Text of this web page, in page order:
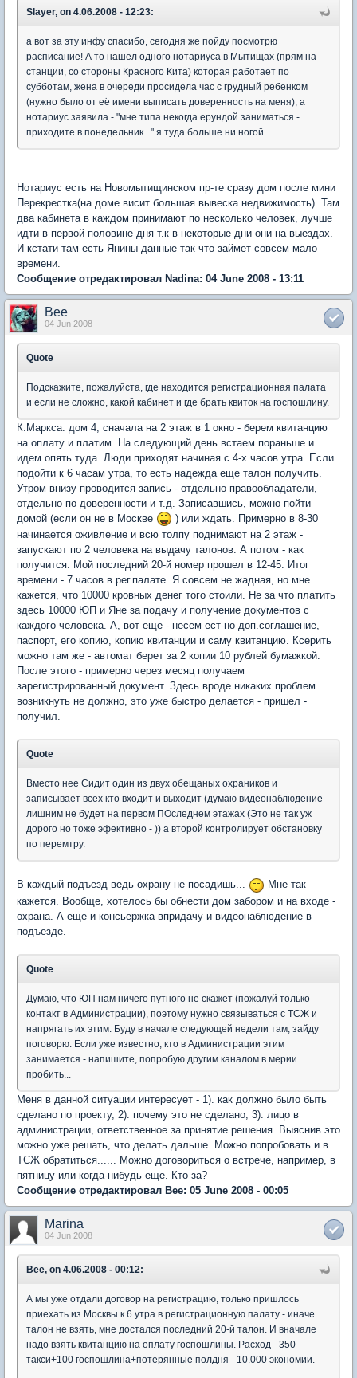
Slayer, on 4.06.2008 - 12:23:
а вот за эту инфу спасибо, сегодня же пойду посмотрю
расписание! А то нашел одного нотариуса в Мытищах (прям на
станции, со стороны Красного Кита) которая работает по
субботам, жена в очереди просидела час с грудный ребенком
(нужно было от её имени выписать доверенность на меня), а
нотариус заявила - "мне типа некогда ерундой заниматься -
приходите в понедельник..." я туда больше ни ногой...
Нотариус есть на Новомытищинском пр-те сразу дом после мини
Перекрестка(на доме висит большая вывеска недвижимость). Там
два кабинета в каждом принимают по несколько человек, лучше
идти в первой половине дня т.к в некоторые дни они на выездах.
И кстати там есть Янины данные так что займет совсем мало
времени.
Сообщение отредактировал Nadina: 04 June 2008 - 13:11
Bee
04 Jun 2008
Quote
Подскажите, пожалуйста, где находится регистрационная палата
и если не сложно, какой кабинет и где брать квиток на госпошлину.
К.Маркса. дом 4, сначала на 2 этаж в 1 окно - берем квитанцию
на оплату и платим. На следующий день встаем пораньше и
идем опять туда. Люди приходят начиная с 4-х часов утра. Если
подойти к 6 часам утра, то есть надежда еще талон получить.
Утром внизу проводится запись - отдельно правообладатели,
отдельно по доверенности и т.д. Записавшись, можно пойти
домой (если он не в Москве
) или ждать. Примерно в 8-30
начинается оживление и всю толпу поднимают на 2 этаж -
запускают по 2 человека на выдачу талонов. А потом - как
получится. Мой последний 20-й номер прошел в 12-45. Итог
времени - 7 часов в рег.палате. Я совсем не жадная, но мне
кажется, что 10000 кровных денег того стоили. Не за что платить
здесь 10000 ЮП и Яне за подачу и получение документов с
каждого человека. А, вот еще - несем ест-но доп.соглашение,
паспорт, его копию, копию квитанции и саму квитанцию. Ксерить
можно там же - автомат берет за 2 копии 10 рублей бумажкой.
После этого - примерно через месяц получаем
зарегистрированный документ. Здесь вроде никаких проблем
возникнуть не должно, это уже быстро делается - пришел -
получил.
Quote
Вместо нее Сидит один из двух обещаных охраников и
записывает всех кто входит и выходит (думаю видеонаблюдение
лишним не будет на первом ПОследнем этажах (Это не так уж
дорого но тоже эфективно - )) а второй контролирует обстановку
по перемтру.
В каждый подъезд ведь охрану не посадишь...
Мне так
кажется. Вообще, хотелось бы обнести дом забором и на входе -
охрана. А еще и консьержка впридачу и видеонаблюдение в
подъезде.
Quote
Думаю, что ЮП нам ничего путного не скажет (пожалуй только
контакт в Администрации), поэтому нужно связываться с ТСЖ и
напрягать их этим. Буду в начале следующей недели там, зайду
поговорю. Если уже известно, кто в Администрации этим
занимается - напишите, попробую другим каналом в мерии
пробить...
Меня в данной ситуации интересует - 1). как должно было быть
сделано по проекту, 2). почему это не сделано, 3). лицо в
администрации, ответственное за принятие решения. Выяснив это
можно уже решать, что делать дальше. Можно попробовать и в
ТСЖ обратиться...... Можно договориться о встрече, например, в
пятницу или когда-нибудь еще. Кто за?
Сообщение отредактировал Bee: 05 June 2008 - 00:05
Marina
04 Jun 2008
Bee, on 4.06.2008 - 00:12:
А мы уже отдали договор на регистрацию, только пришлось
приехать из Москвы к 6 утра в регистрационную палату - иначе
талон не взять, мне достался последний 20-й талон. И вначале
надо взять квитанцию на оплату госпошлины. Расход - 350
такси+100 госпошлина+потерянные полдня - 10.000 экономии.